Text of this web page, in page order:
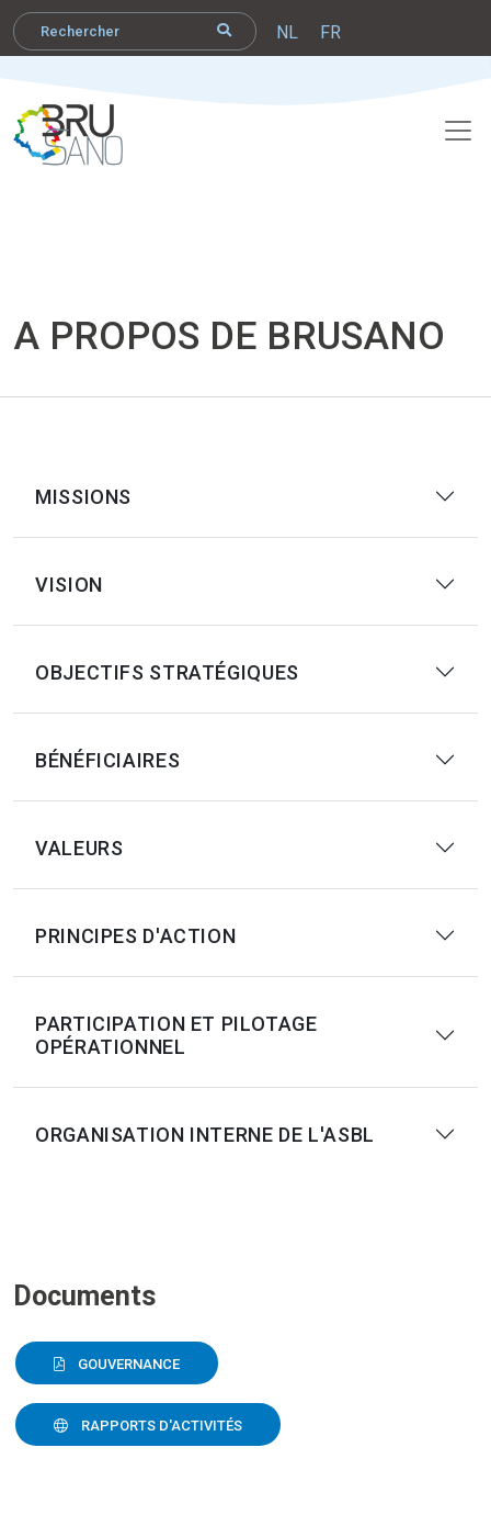
NL FR
A PROPOS DE BRUSANO
MISSIONS
VISION
OBJECTIFS STRATÉGIQUES
BÉNÉFICIAIRES
VALEURS
PRINCIPES D'ACTION
PARTICIPATION ET PILOTAGE
OPÉRATIONNEL
ORGANISATION INTERNE DE L'ASBL
Documents
GOUVERNANCE
RAPPORTS D'ACTIVITÉS